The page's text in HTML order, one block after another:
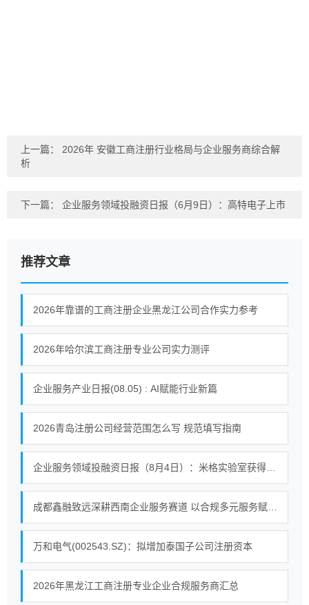
上一篇： 2026年 安徽工商注册行业格局与企业服务商综合解
析
下一篇： 企业服务领域投融资日报（6月9日）：高特电子上市
推荐文章
2026年靠谱的工商注册企业黑龙江公司合作实力参考
2026年哈尔滨工商注册专业公司实力测评
企业服务产业日报(08.05) : AI赋能行业新篇
2026青岛注册公司经营范围怎么写 规范填写指南
万和电气(002543.SZ)：拟增加泰国子公司注册资本
2026年黑龙江工商注册专业企业合规服务商汇总